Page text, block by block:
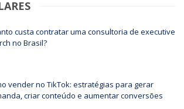
custa contratar uma consultoria de executive
no Brasil?
vender no TikTok: estratégias para gerar
criar conteúdo e aumentar conversões